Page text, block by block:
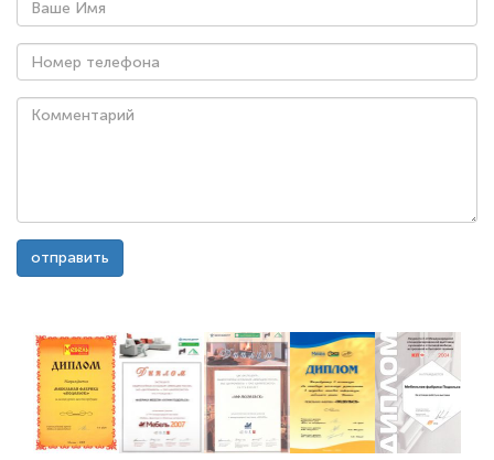
Ваше
Имя
Номер
телефона
Комментарий
отправить